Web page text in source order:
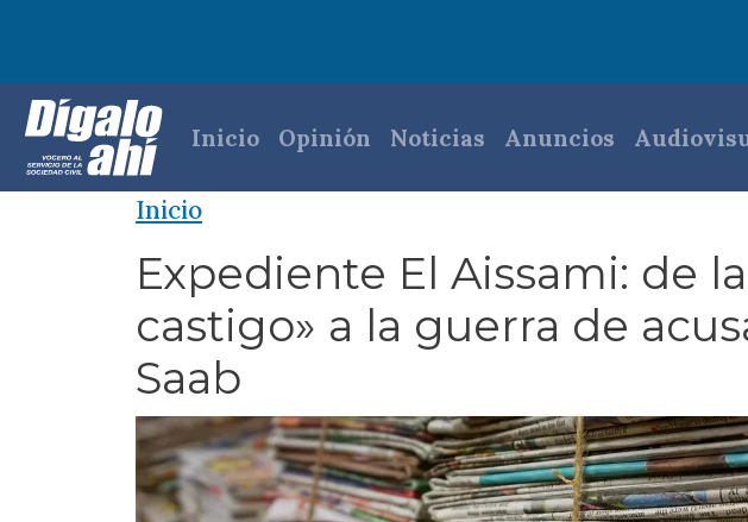
Navegación principal
Inicio Opinión Noticias Anuncios
Inicio
Expediente El Aissami: de
castigo» a la guerra de
Saab